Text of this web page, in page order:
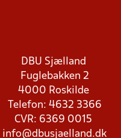
DBU Sjælland
Fuglebakken 2
4000 Roskilde
Telefon: 4632 3366
CVR: 6369 0015
info@dbusjaelland.dk